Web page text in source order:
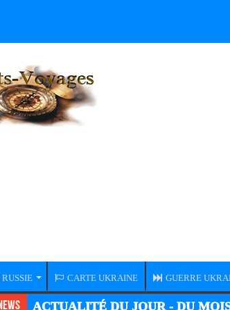
CARTE UKRAINE GUERRE
ACTUALITÉ DU JOUR - DU